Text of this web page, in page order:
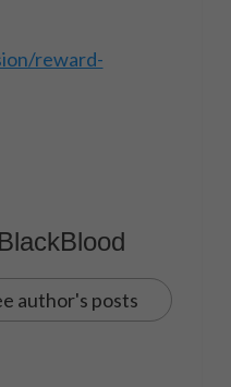
reward-
BlackBlood
author's posts